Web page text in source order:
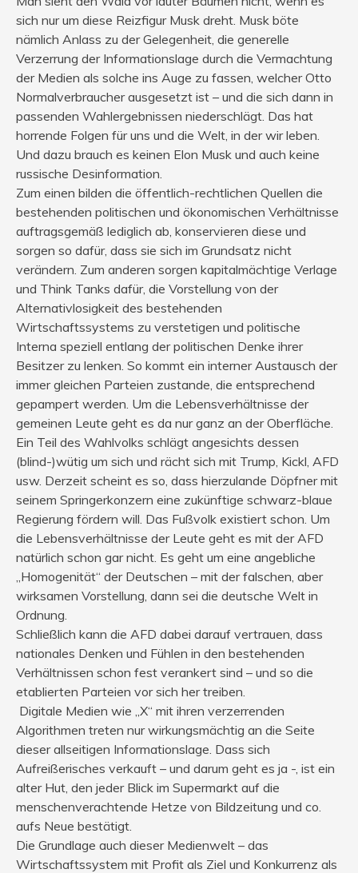
sich nur um diese Reizfigur Musk dreht. Musk böte
nämlich Anlass zu der Gelegenheit, die generelle
Verzerrung der Informationslage durch die Vermachtung
der Medien als solche ins Auge zu fassen, welcher Otto
Normalverbraucher ausgesetzt ist – und die sich dann in
passenden Wahlergebnissen niederschlägt. Das hat
horrende Folgen für uns und die Welt, in der wir leben.
Und dazu brauch es keinen Elon Musk und auch keine
russische Desinformation.
Zum einen bilden die öffentlich-rechtlichen Quellen die
bestehenden politischen und ökonomischen Verhältnisse
auftragsgemäß lediglich ab, konservieren diese und
sorgen so dafür, dass sie sich im Grundsatz nicht
verändern. Zum anderen sorgen kapitalmächtige Verlage
und Think Tanks dafür, die Vorstellung von der
Alternativlosigkeit des bestehenden
Wirtschaftssystems zu verstetigen und politische
Interna speziell entlang der politischen Denke ihrer
Besitzer zu lenken. So kommt ein interner Austausch der
immer gleichen Parteien zustande, die entsprechend
gepampert werden. Um die Lebensverhältnisse der
gemeinen Leute geht es da nur ganz an der Oberfläche.
Ein Teil des Wahlvolks schlägt angesichts dessen
(blind-)wütig um sich und rächt sich mit Trump, Kickl, AFD
usw. Derzeit scheint es so, dass hierzulande Döpfner mit
seinem Springerkonzern eine zukünftige schwarz-blaue
Regierung fördern will. Das Fußvolk existiert schon. Um
die Lebensverhältnisse der Leute geht es mit der AFD
natürlich schon gar nicht. Es geht um eine angebliche
„Homogenität“ der Deutschen – mit der falschen, aber
wirksamen Vorstellung, dann sei die deutsche Welt in
Ordnung.
Schließlich kann die AFD dabei darauf vertrauen, dass
nationales Denken und Fühlen in den bestehenden
Verhältnissen schon fest verankert sind – und so die
etablierten Parteien vor sich her treiben.
Digitale Medien wie „X“ mit ihren verzerrenden
Algorithmen treten nur wirkungsmächtig an die Seite
dieser allseitigen Informationslage. Dass sich
Aufreißerisches verkauft – und darum geht es ja -, ist ein
alter Hut, den jeder Blick im Supermarkt auf die
menschenverachtende Hetze von Bildzeitung und co.
aufs Neue bestätigt.
Die Grundlage auch dieser Medienwelt – das
Wirtschaftssystem mit Profit als Ziel und Konkurrenz als